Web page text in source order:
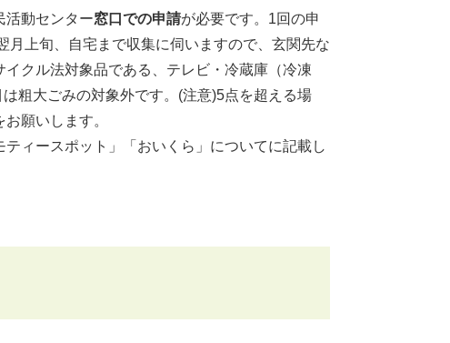
活動センター窓口での申請が必要です。1回の申
月上旬、自宅まで収集に伺いますので、玄関先な
クル法対象品である、テレビ・冷蔵庫（冷凍
粗大ごみの対象外です。(注意)5点を超える場
願いします。
ィースポット」「おいくら」についてに記載し